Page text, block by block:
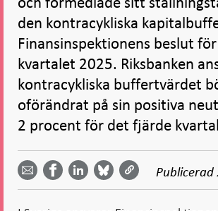
den kontracykliska
Finansinspektionens beslut
kvartalet 2025. Riksbanken
kontracykliska buffertvärdet
oförändrat på sin positiva
2 procent för det fjärde
Dela
email -
Öppnas
i ny flik
Dela på
Facebook
- Öppnas
Dela på
LinkedIn
-
Öppnas
på
Bluesky
-
på
Twitter
-
Publicerad